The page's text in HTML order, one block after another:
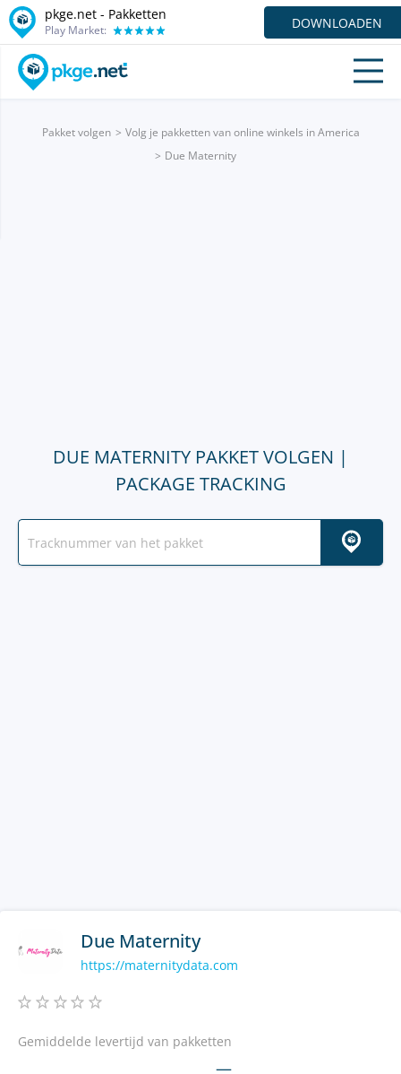
pkge.net - Pakketten
Play Market: DOWNLOADEN
Pakket volgen
Volg je pakketten van online winkels in America
Due Maternity
DUE MATERNITY PAKKET VOLGEN |
PACKAGE TRACKING
Due Maternity
https://maternitydata.com
Gemiddelde levertijd van pakketten
—